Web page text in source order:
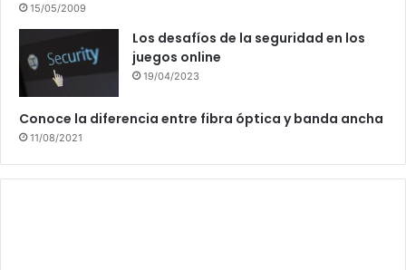
15/05/2009
Los desafíos de la seguridad en los
juegos online
19/04/2023
Conoce la diferencia entre fibra óptica y banda ancha
11/08/2021